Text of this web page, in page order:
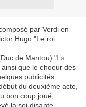
par Verdi en
Hugo "Le roi
de Mantou) "La
que le choeur des
publicités ...
du deuxième acte,
bon coup joué,